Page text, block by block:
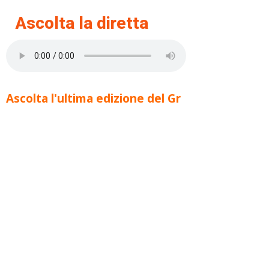
Ascolta la diretta
Ascolta l'ultima edizione del Gr